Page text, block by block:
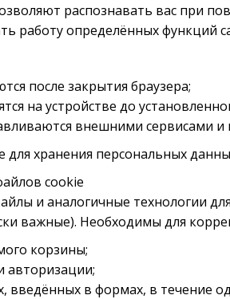
распознавать вас при
работу определённых функций
после закрытия браузера;
на устройстве до
внешними сервисами
хранения персональных
cookie
и аналогичные технологии
важные). Необходимы для
корзины;
авторизации;
введённых в формах, в течение